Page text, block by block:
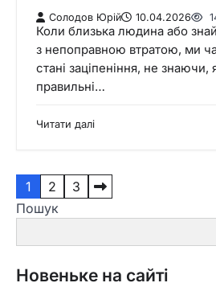
Солодов Юрій 10.04.2026
Коли близька людина або
з непоправною втратою, ми
стані заціпеніння, не знаючи,
правильні…
Читати далі
Пагінація
записів
1 2
3
Пошук
Новеньке на сайті